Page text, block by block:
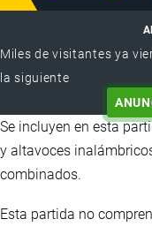
Miles de visitantes ya
la siguiente
Se incluyen en esta
y altavoces
combinados.
Esta partida no